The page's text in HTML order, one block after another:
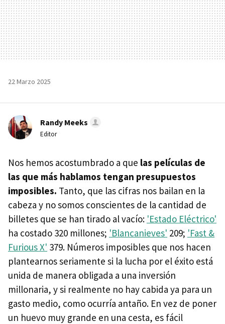
22 Marzo 2025
Randy Meeks
Editor
Nos hemos acostumbrado a que las películas de
las que más hablamos tengan presupuestos
imposibles. Tanto, que las cifras nos bailan en la
cabeza y no somos conscientes de la cantidad de
billetes que se han tirado al vacío: 'Estado Eléctrico'
ha costado 320 millones; 'Blancanieves' 209; 'Fast &
Furious X' 379. Números imposibles que nos hacen
plantearnos seriamente si la lucha por el éxito está
unida de manera obligada a una inversión
millonaria, y si realmente no hay cabida ya para un
gasto medio, como ocurría antaño. En vez de poner
un huevo muy grande en una cesta, es fácil